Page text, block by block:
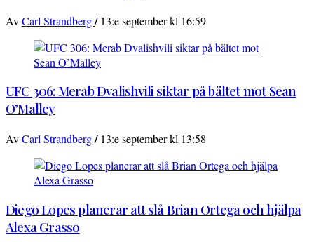
AvCarl Strandberg/ 13:e september kl 16:59
UFC 306: Merab Dvalishvili siktar på bältet mot Sean
O’Malley
AvCarl Strandberg/ 13:e september kl 13:58
Diego Lopes planerar att slå Brian Ortega och hjälpa
Alexa Grasso